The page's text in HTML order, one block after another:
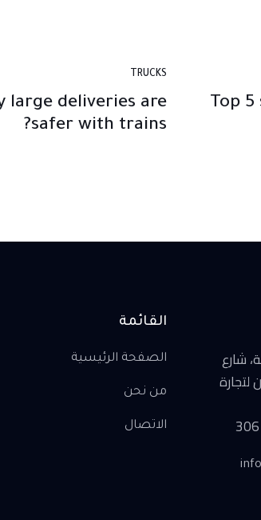
Top
TRUCKS
large deliveries are
safer with trains?
شارع
القائمة
الصفحة الرئيسية
من نحن
الاتصال